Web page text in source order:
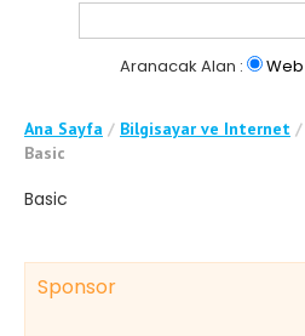
Aranacak Alan : Web
Ana Sayfa / Bilgisayar ve Internet /
Basic
Basic
Sponsor